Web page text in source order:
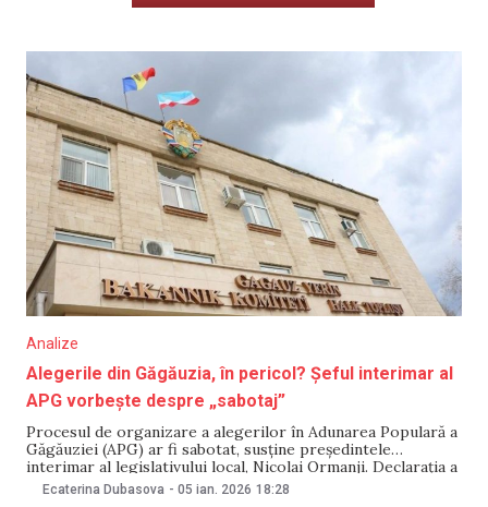
Analize
Alegerile din Găgăuzia, în pericol? Șeful interimar al
APG vorbește despre „sabotaj”
Procesul de organizare a alegerilor în Adunarea Populară a
Găgăuziei (APG) ar fi sabotat, susține președintele
interimar al legislativului local, Nicolai Ormanji. Declarația a
fost făcută după ce ședința APG din 5 ianuarie, la care
Ecaterina Dubasova - 05 ian. 2026 18:28